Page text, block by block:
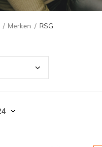
Merken RSG